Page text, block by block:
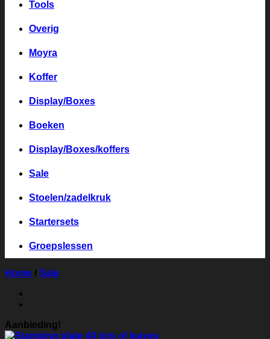
Tools
Overig
Moyra
Koffer
Display/Boxes
Boeken
Display/Boxes/koffers
Sale
Stoelen/zadelkruk
Startersets
Groepslessen
Home / Sale
Aanbieding!